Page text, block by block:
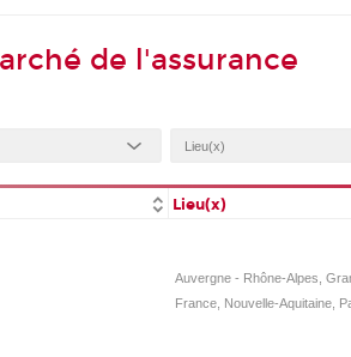
de l'assurance
Lieu(x)
Auvergne - Rhône-Alpes,
France, Nouvelle-Aquitaine,